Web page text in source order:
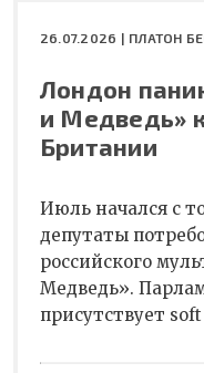
26.07.2026 | ПЛАТОН
Лондон
и Медведь»
Британии
Июль начался с
депутаты
российского
Медведь».
присутствует